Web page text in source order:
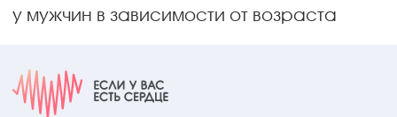
у мужчин в зависимости от возраста